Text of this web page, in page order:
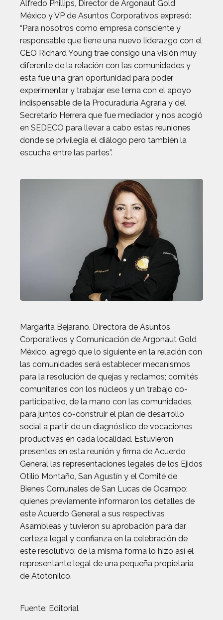
Alfredo Phillips, Director de Argonaut Gold
México y VP de Asuntos Corporativos expresó:
“Para nosotros como empresa consciente y
responsable que tiene una nuevo liderazgo con el
CEO Richard Young trae consigo una visión muy
diferente de la relación con las comunidades y
esta fue una gran oportunidad para poder
experimentar y trabajar ese tema con el apoyo
indispensable de la Procuraduría Agraria y del
Secretario Herrera que fue mediador y nos acogió
en SEDECO para llevar a cabo estas reuniones
donde se privilegia el diálogo pero también la
escucha entre las partes”.
Margarita Bejarano, Directora de Asuntos
Corporativos y Comunicación de Argonaut Gold
México, agregó que lo siguiente en la relación con
las comunidades será establecer mecanismos
para la resolución de quejas y reclamos; comités
comunitarios con los núcleos y un trabajo co-
participativo, de la mano con las comunidades,
para juntos co-construir el plan de desarrollo
social a partir de un diagnóstico de vocaciones
productivas en cada localidad. Estuvieron
presentes en esta reunión y firma de Acuerdo
General las representaciones legales de los Ejidos
Otilio Montaño, San Agustín y el Comité de
Bienes Comunales de San Lucas de Ocampo;
quienes previamente informaron los detalles de
este Acuerdo General a sus respectivas
Asambleas y tuvieron su aprobación para dar
certeza legal y confianza en la celebración de
este resolutivo; de la misma forma lo hizo así el
representante legal de una pequeña propietaria
de Atotonilco.
Fuente: Editorial